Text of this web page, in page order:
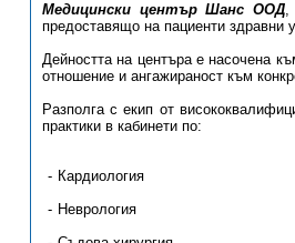
Медицински център Шанс ООД,
предоставящо на пациенти здравни
Дейността на центъра е насочена
отношение и ангажираност към
Разполга с екип от
практики в кабинети по:
Кардиология
Неврология